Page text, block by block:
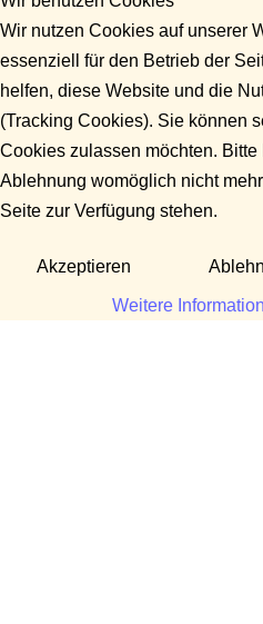
Wir nutzen Cookies auf unserer
essenziell für den Betrieb der
helfen, diese Website und die
(Tracking Cookies). Sie können
Cookies zulassen möchten.
Ablehnung womöglich nicht
Seite zur Verfügung stehen.
Akzeptieren
Weitere